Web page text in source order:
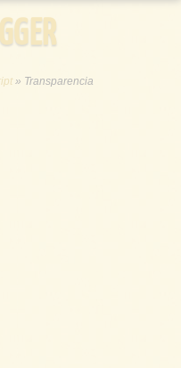
» Transparencia